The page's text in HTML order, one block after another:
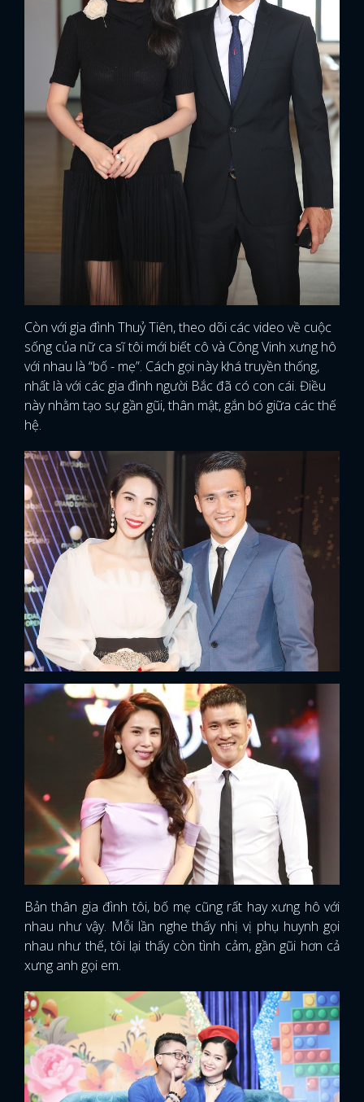
Còn với gia đình Thuỷ Tiên, theo dõi các video về cuộc
sống của nữ ca sĩ tôi mới biết cô và Công Vinh xưng hô
với nhau là “bố - mẹ”. Cách gọi này khá truyền thống,
nhất là với các gia đình người Bắc đã có con cái. Điều
này nhằm tạo sự gần gũi, thân mật, gắn bó giữa các thế
hệ.
Bản thân gia đình tôi, bố mẹ cũng rất hay xưng hô với
nhau như vậy. Mỗi lần nghe thấy nhị vị phụ huynh gọi
nhau như thế, tôi lại thấy còn tình cảm, gần gũi hơn cả
xưng anh gọi em.